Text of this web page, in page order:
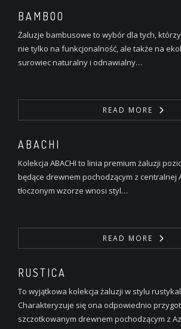
BAMBOO
Żaluzje bambusowe to wybór dla tych,
nie tylko na funkcjonalność, ale także na
surowiec naturalny i odnawialny…
READ MORE
ABACHI
Kolekcja ABACHI to linia premium żaluzji
będące drewnem pochodzącym z centralnej
tłoczonym wzorze wnosi styl…
READ MORE
RUSTICA
To wyjątkowa kolekcja żaluzji w stylu
Charakteryzuje się ona odpowiednio
szczotkowanym drewnem pochodzącym z